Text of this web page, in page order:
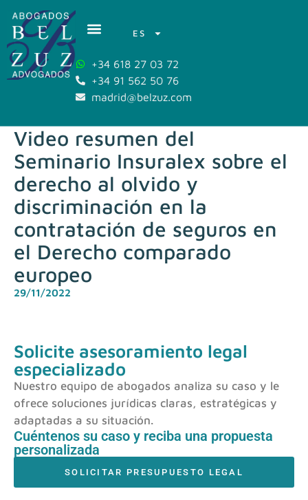
ES
+34 618 27 03 72
+34 91 562 50 76
madrid@belzuz.com
Video resumen del
Seminario Insuralex sobre el
derecho al olvido y
discriminación en la
contratación de seguros en
el Derecho comparado
europeo
29/11/2022
Solicite asesoramiento legal
especializado
Nuestro equipo de abogados analiza su caso y le
ofrece soluciones jurídicas claras, estratégicas y
adaptadas a su situación.
Cuéntenos su caso y reciba una propuesta
personalizada
SOLICITAR PRESUPUESTO LEGAL